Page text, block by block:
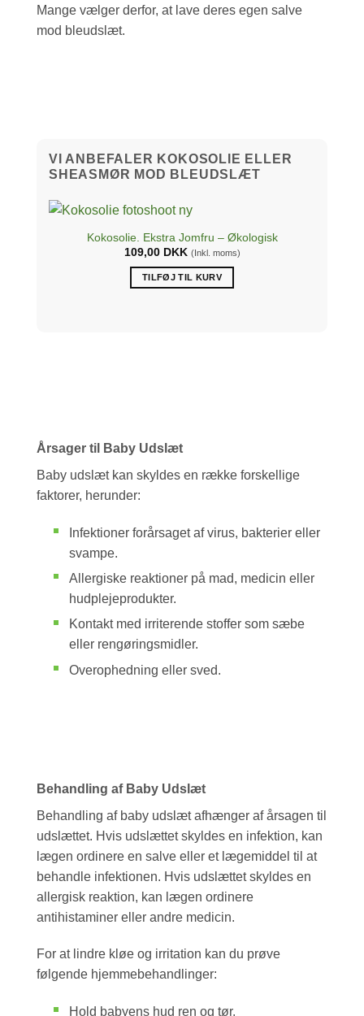
Mange vælger derfor, at lave deres egen salve
mod bleudslæt.
VI ANBEFALER KOKOSOLIE ELLER
SHEASMØR MOD BLEUDSLÆT
Kokosolie. Ekstra Jomfru – Økologisk
109,00 DKK (Inkl. moms)
TILFØJ TIL KURV
Årsager til Baby Udslæt
Baby udslæt kan skyldes en række forskellige
faktorer, herunder:
Infektioner forårsaget af virus, bakterier eller
svampe.
Allergiske reaktioner på mad, medicin eller
hudplejeprodukter.
Kontakt med irriterende stoffer som sæbe
eller rengøringsmidler.
Overophedning eller sved.
Behandling af Baby Udslæt
Behandling af baby udslæt afhænger af årsagen til
udslættet. Hvis udslættet skyldes en infektion, kan
lægen ordinere en salve eller et lægemiddel til at
behandle infektionen. Hvis udslættet skyldes en
allergisk reaktion, kan lægen ordinere
antihistaminer eller andre medicin.
For at lindre kløe og irritation kan du prøve
følgende hjemmebehandlinger:
Hold babyens hud ren og tør.